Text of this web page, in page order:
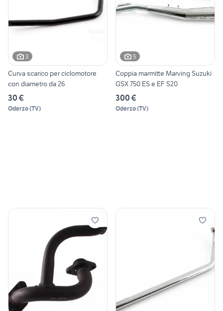
3
Curva scarico per ciclomotore
con diametro da 26
30 €
Oderzo(TV)
5
Coppia marmitte Marving Suzuki
GSX 750 ES e EF S20
300 €
Oderzo(TV)